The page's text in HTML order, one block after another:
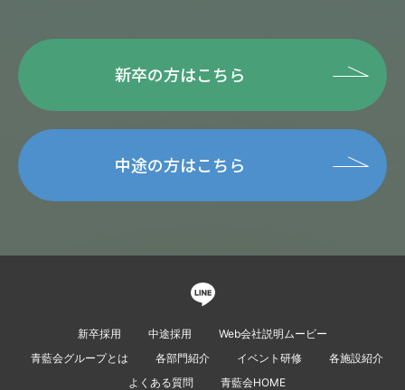
新卒の方はこちら
中途の方はこちら
新卒採用 中途採用
Web会社説明ムービー
青藍会グループとは
各部門紹介 イベント研修
各施設紹介
よくある質問
青藍会HOME